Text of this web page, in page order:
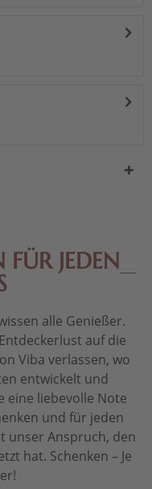
FÜR JEDEN
alle Genießer.
auf die
Viba verlassen, wo
entwickelt und
liebevolle Note
und für jeden
unser Anspruch, den
hat. Schenken – Je